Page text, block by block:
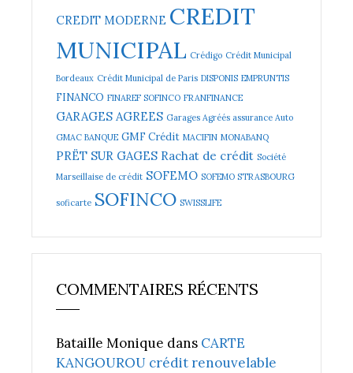
CREDIT MODERNE CREDIT
MUNICIPAL Crédigo Crédit Municipal
Bordeaux Crédit Municipal de Paris DISPONIS EMPRUNTIS
FINANCO FINAREF SOFINCO FRANFINANCE
GARAGES AGREES Garages Agréés assurance Auto
GMAC BANQUE GMF Crédit MACIFIN MONABANQ
PRËT SUR GAGES Rachat de crédit Société
Marseillaise de crédit SOFEMO SOFEMO STRASBOURG
soficarte SOFINCO SWISSLIFE
COMMENTAIRES RÉCENTS
Bataille Monique dans CARTE
KANGOUROU crédit renouvelable